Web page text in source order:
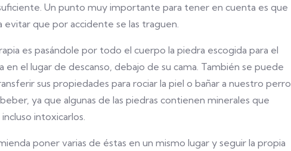
Un punto muy importante para tener en cuenta es que
que por accidente se las traguen.
es pasándole por todo el cuerpo la piedra escogida para el
el lugar de descanso, debajo de su cama. También se puede
sus propiedades para rociar la piel o bañar a nuestro perro
ya que algunas de las piedras contienen minerales que
intoxicarlos.
poner varias de éstas en un mismo lugar y seguir la propia